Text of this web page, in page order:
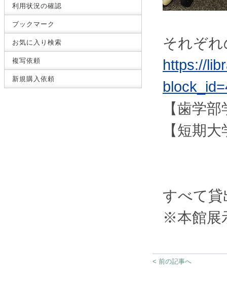
利用状況の確認
ブックマーク
お気に入り検索
複写依頼
新規購入依頼
それぞ
https://
【歯学
【短期
すべて貸
※本館展
< 前の記事へ